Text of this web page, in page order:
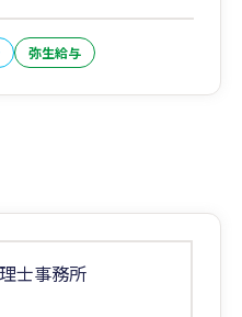
弥生給与
士事務所